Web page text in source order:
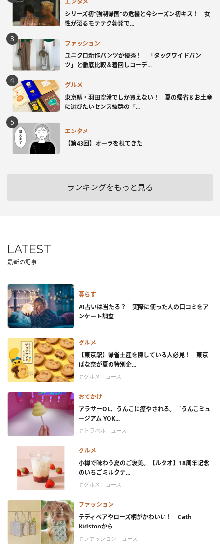
シリーズ初“強制帰国”の危機と今シーズン初キス！ 女
性が沼るモテテク勃発で...
ファッション
ユニクロ新作パンツが優秀！ 「タックワイドパン
ツ」と徹底比較＆着回しコーデ...
グルメ
東京駅・羽田空港でしか買えない！ 夏の帰省＆お土産
に選びたいセンス抜群の「...
エンタメ
【第43回】オーラを視てきた
ランキングをもっと見る
LATEST
最新の記事
暮らす
AI占いは当たる？ 実際に使った人の口コミをア
ンケート調査
グルメ
【東京駅】帰省土産を探している人必見！ 東京
ばな奈が夏の特別企...
＃グルメニュース
おでかけ
アラサーOL、うんこに癒やされる。『うんこミュ
ージアム YOK...
＃トラベルニュース
グルメ
小樽で味わう夏のご褒美。【ルタオ】18周年記念
のいちごミルクテ...
＃グルメニュース
ファッション
テディベアやローズ柄がかわいい！ Cath
Kidstonから...
＃ファッションニュース